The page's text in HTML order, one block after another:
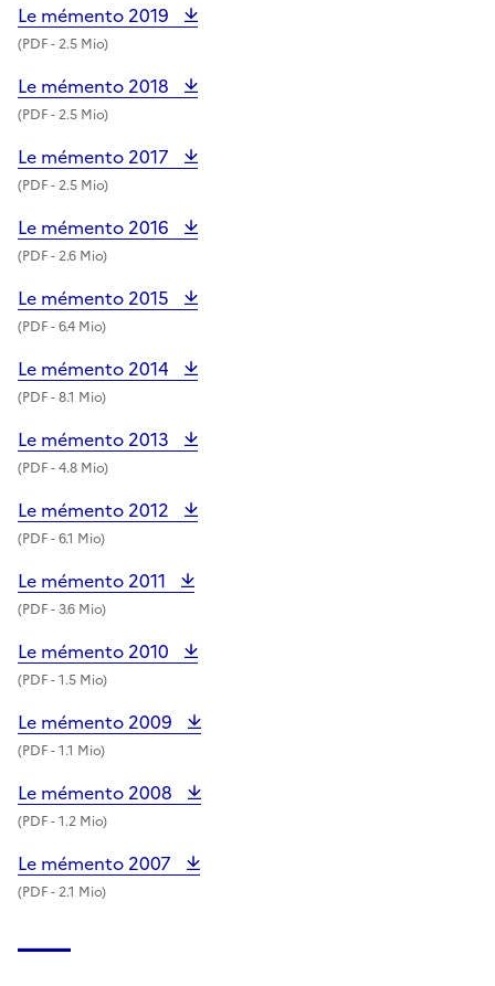
Le mémento 2019
(PDF- 2.5 Mio)
Le mémento 2018
(PDF- 2.5 Mio)
Le mémento 2017
(PDF- 2.5 Mio)
Le mémento 2016
(PDF- 2.6 Mio)
Le mémento 2015
(PDF- 6.4 Mio)
Le mémento 2014
(PDF- 8.1 Mio)
Le mémento 2013
(PDF- 4.8 Mio)
Le mémento 2012
(PDF- 6.1 Mio)
Le mémento 2011
(PDF- 3.6 Mio)
Le mémento 2010
(PDF- 1.5 Mio)
Le mémento 2009
(PDF- 1.1 Mio)
Le mémento 2008
(PDF- 1.2 Mio)
Le mémento 2007
(PDF- 2.1 Mio)